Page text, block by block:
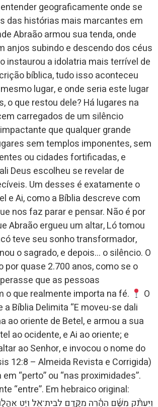
geograficamente onde se
das histórias mais marcantes em
Abraão armou sua tenda, onde
anjos subindo e descendo dos céus
instaurou a idolatria mais terrível de
bíblica, tudo isso aconteceu
lugar, e onde seria este lugar
o que restou dele? Há lugares na
carregados de um silêncio
que qualquer grande
sem templos imponentes, sem
ou cidades fortificadas, e
Deus escolheu se revelar de
Um desses é exatamente o
e Ai, como a Bíblia descreve com
nos faz parar e pensar. Não é por
Abraão ergueu um altar, Ló tomou
teve seu sonho transformador,
o sagrado, e depois… o silêncio. O
por quase 2.700 anos, como se o
que as pessoas
o que realmente importa na fé.
O
a Bíblia Delimita “E moveu-se dali
ao oriente de Betel, e armou a sua
ao ocidente, e Ai ao oriente; e
ao Senhor, e invocou o nome do
12:8 – Almeida Revista e Corrigida)
“perto” ou “nas proximidades”.
“entre”. Em hebraico original:
וַיַּעְתֵּ֨ק מִשָּׁ֜ם הָהָ֗רָה מִקֶּ֛דֶם לְבֵית־אֵ֖ל וַיֵּ֣ט